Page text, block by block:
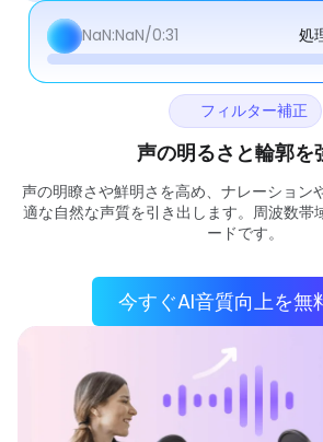
NaN:NaN/0:31 処
フィルター補正
声の明るさと輪郭を
声の明瞭さや鮮明さを高め、ナレーション
適な自然な声質を引き出します。周波数帯
ードです。
今すぐAI音質向上を無